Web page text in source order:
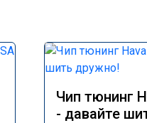
Чип тюнинг
- давайте